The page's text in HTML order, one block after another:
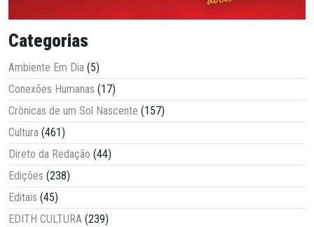
Categorias
Ambiente Em Dia (5)
Conexões Humanas (17)
Crônicas de um Sol Nascente (157)
Cultura (461)
Direto da Redação (44)
Edições (238)
Editais (45)
EDITH CULTURA (239)